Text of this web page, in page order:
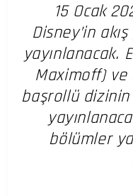
15 Ocak
Disney’in
yayınlanacak.
Maximoff)
başrollü
bölümler